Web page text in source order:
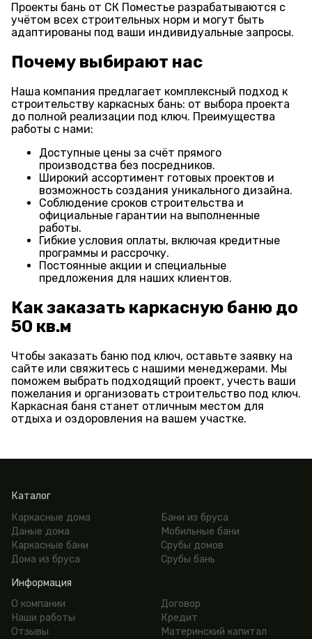
Проекты бань от СК Поместье разрабатываются с
учётом всех строительных норм и могут быть
адаптированы под ваши индивидуальные запросы.
Почему выбирают нас
Наша компания предлагает комплексный подход к
строительству каркасных бань: от выбора проекта
до полной реализации под ключ. Преимущества
работы с нами:
Доступные цены за счёт прямого
производства без посредников.
Широкий ассортимент готовых проектов и
возможность создания уникального дизайна.
Соблюдение сроков строительства и
официальные гарантии на выполненные
работы.
Гибкие условия оплаты, включая кредитные
программы и рассрочку.
Постоянные акции и специальные
предложения для наших клиентов.
Как заказать каркасную баню до
50 кв.м
Чтобы заказать баню под ключ, оставьте заявку на
сайте или свяжитесь с нашими менеджерами. Мы
поможем выбрать подходящий проект, учесть ваши
пожелания и организовать строительство под ключ.
Каркасная баня станет отличным местом для
отдыха и оздоровления на вашем участке.
Каталог
Каркасные дома
Даные дома
Каркасные бани
Дома из бруса
Бани из бруса
Мобильные бани
Срубы домов
Срубы бань
Информация
О компании
Наши работы
Отзывы
Договор
Кредит
Материнский капитал